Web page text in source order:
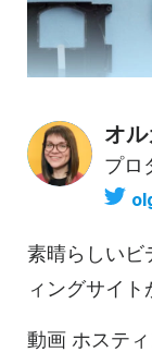
オ
プロ
素晴らしいビ
ィングサイト
動画 ホステ